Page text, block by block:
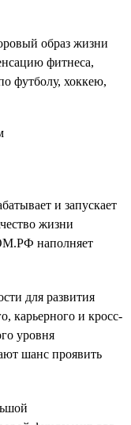
образ жизни
фитнеса,
футболу, хоккею,
и запускает
жизни
наполняет
для развития
карьерного и кросс-
уровня
шанс проявить